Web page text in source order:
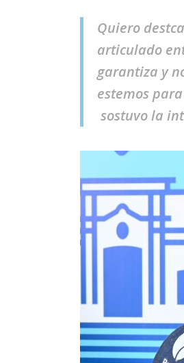
Quiero
articulado
garantiza y
estemos
sostuvo la